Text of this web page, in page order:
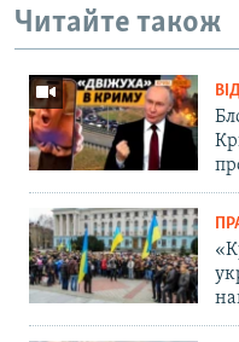
Читайте також